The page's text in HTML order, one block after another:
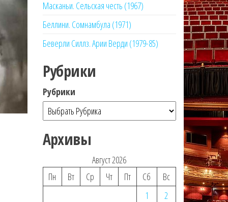
Масканьи. Сельская честь (1967)
Беллини. Сомнамбула (1971)
Беверли Силлз. Арии Верди (1979-85)
Рубрики
Рубрики
Архивы
Август 2026
Пн
Вт Ср Чт Пт Сб
Вс
1
2